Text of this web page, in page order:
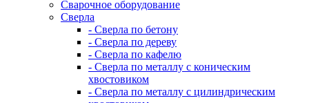
Сварочное оборудование
Сверла
- Сверла по бетону
- Сверла по дереву
- Сверла по кафелю
- Сверла по металлу с коническим
хвостовиком
- Сверла по металлу с цилиндрическим